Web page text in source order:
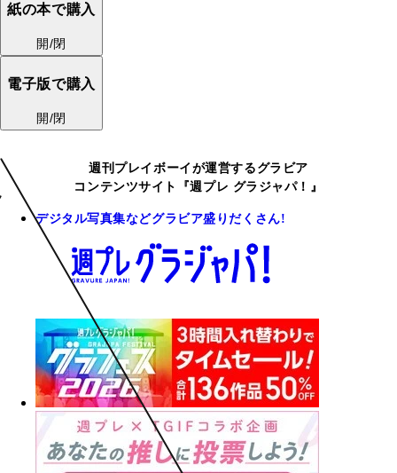
紙の本で購入
開/閉
電子版で購入
開/閉
週刊プレイボーイが運営するグラビア
コンテンツサイト『週プレ グラジャパ！』
デジタル写真集などグラビア盛りだくさん!